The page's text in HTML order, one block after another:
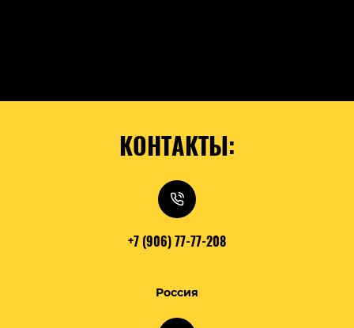
КОНТАКТЫ:
+7 (906) 77-77-208
Россия